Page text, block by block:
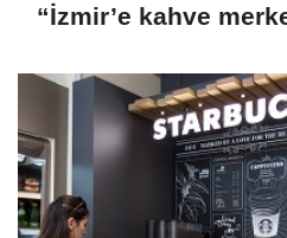
“İzmir’e kahve